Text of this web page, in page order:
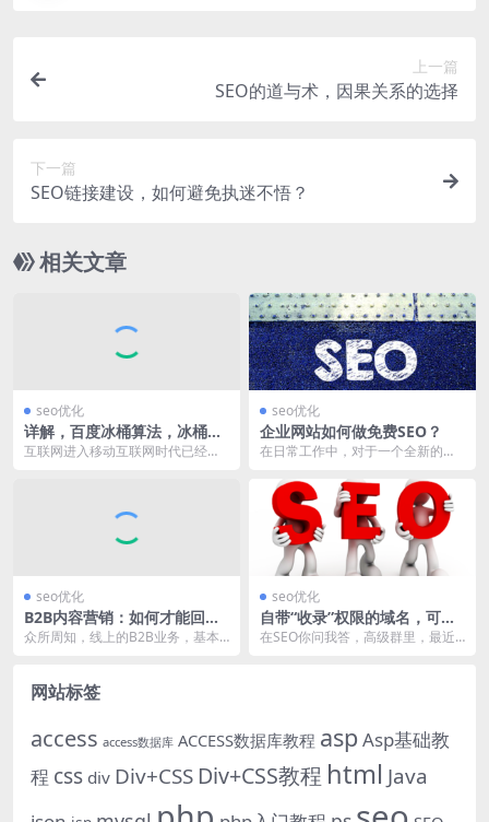
上一篇
SEO的道与术，因果关系的选择
下一篇
SEO链接建设，如何避免执迷不悟？
相关文章
seo优化
详解，百度冰桶算法，冰桶算
法对SEO的影响
互联网进入移动互联网时代已经是
seo优化
企业网站如何做免费SEO？
在日常工作中，对于一个全新的初
时候，都会非常精细化...
seo优化
B2B内容营销：如何才能回归
内容的本质！
众所周知，线上的B2B业务，基本
seo优化
自带“收录”权限的域名，可以
买吗？
在SEO你问我答，高级群里，最近
网站标签
access access数据库 ACCESS数据库教程 asp Asp基础教
程 css div Div+CSS Div+CSS教程 html Java